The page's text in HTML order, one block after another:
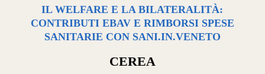
IL WELFARE E LA BILATERALITÀ:
CONTRIBUTI EBAV E RIMBORSI SPESE
SANITARIE CON SANI.IN.VENETO
CEREA